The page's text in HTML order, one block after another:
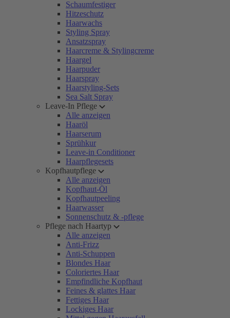
Schaumfestiger
Hitzeschutz
Haarwachs
Styling Spray
Ansatzspray
Haarcreme & Stylingcreme
Haargel
Haarpuder
Haarspray
Haarstyling-Sets
Sea Salt Spray
Leave-In Pflege
Alle anzeigen
Haaröl
Haarserum
Sprühkur
Leave-in Conditioner
Haarpflegesets
Kopfhautpflege
Alle anzeigen
Kopfhaut-Öl
Kopfhautpeeling
Haarwasser
Sonnenschutz & -pflege
Pflege nach Haartyp
Alle anzeigen
Anti-Frizz
Anti-Schuppen
Blondes Haar
Coloriertes Haar
Empfindliche Kopfhaut
Feines & glattes Haar
Fettiges Haar
Lockiges Haar